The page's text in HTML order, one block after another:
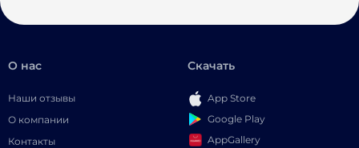
О нас
Наши отзывы
О компании
Контакты
Скачать
App Store
Google Play
AppGallery